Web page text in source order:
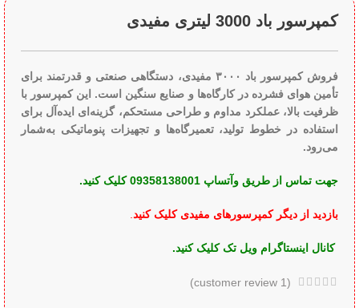
کمپرسور باد 3000 لیتری مفیدی
فروش کمپرسور باد ۳۰۰۰ مفیدی، دستگاهی صنعتی و قدرتمند برای
تأمین هوای فشرده در کارگاه‌ها و صنایع سنگین است. این کمپرسور با
ظرفیت بالا، عملکرد مداوم و طراحی مستحکم، گزینه‌ای ایده‌آل برای
استفاده در خطوط تولید، تعمیرگاه‌ها و تجهیزات پنوماتیکی به‌شمار
می‌رود.
جهت تماس از طریق وآتساپ 09358138001 کلیک کنید.
بازدید از دیگر کمپرسورهای مفیدی کلیک کنید
کانال اینستاگرام ویل تک کلیک کنید.
(
1